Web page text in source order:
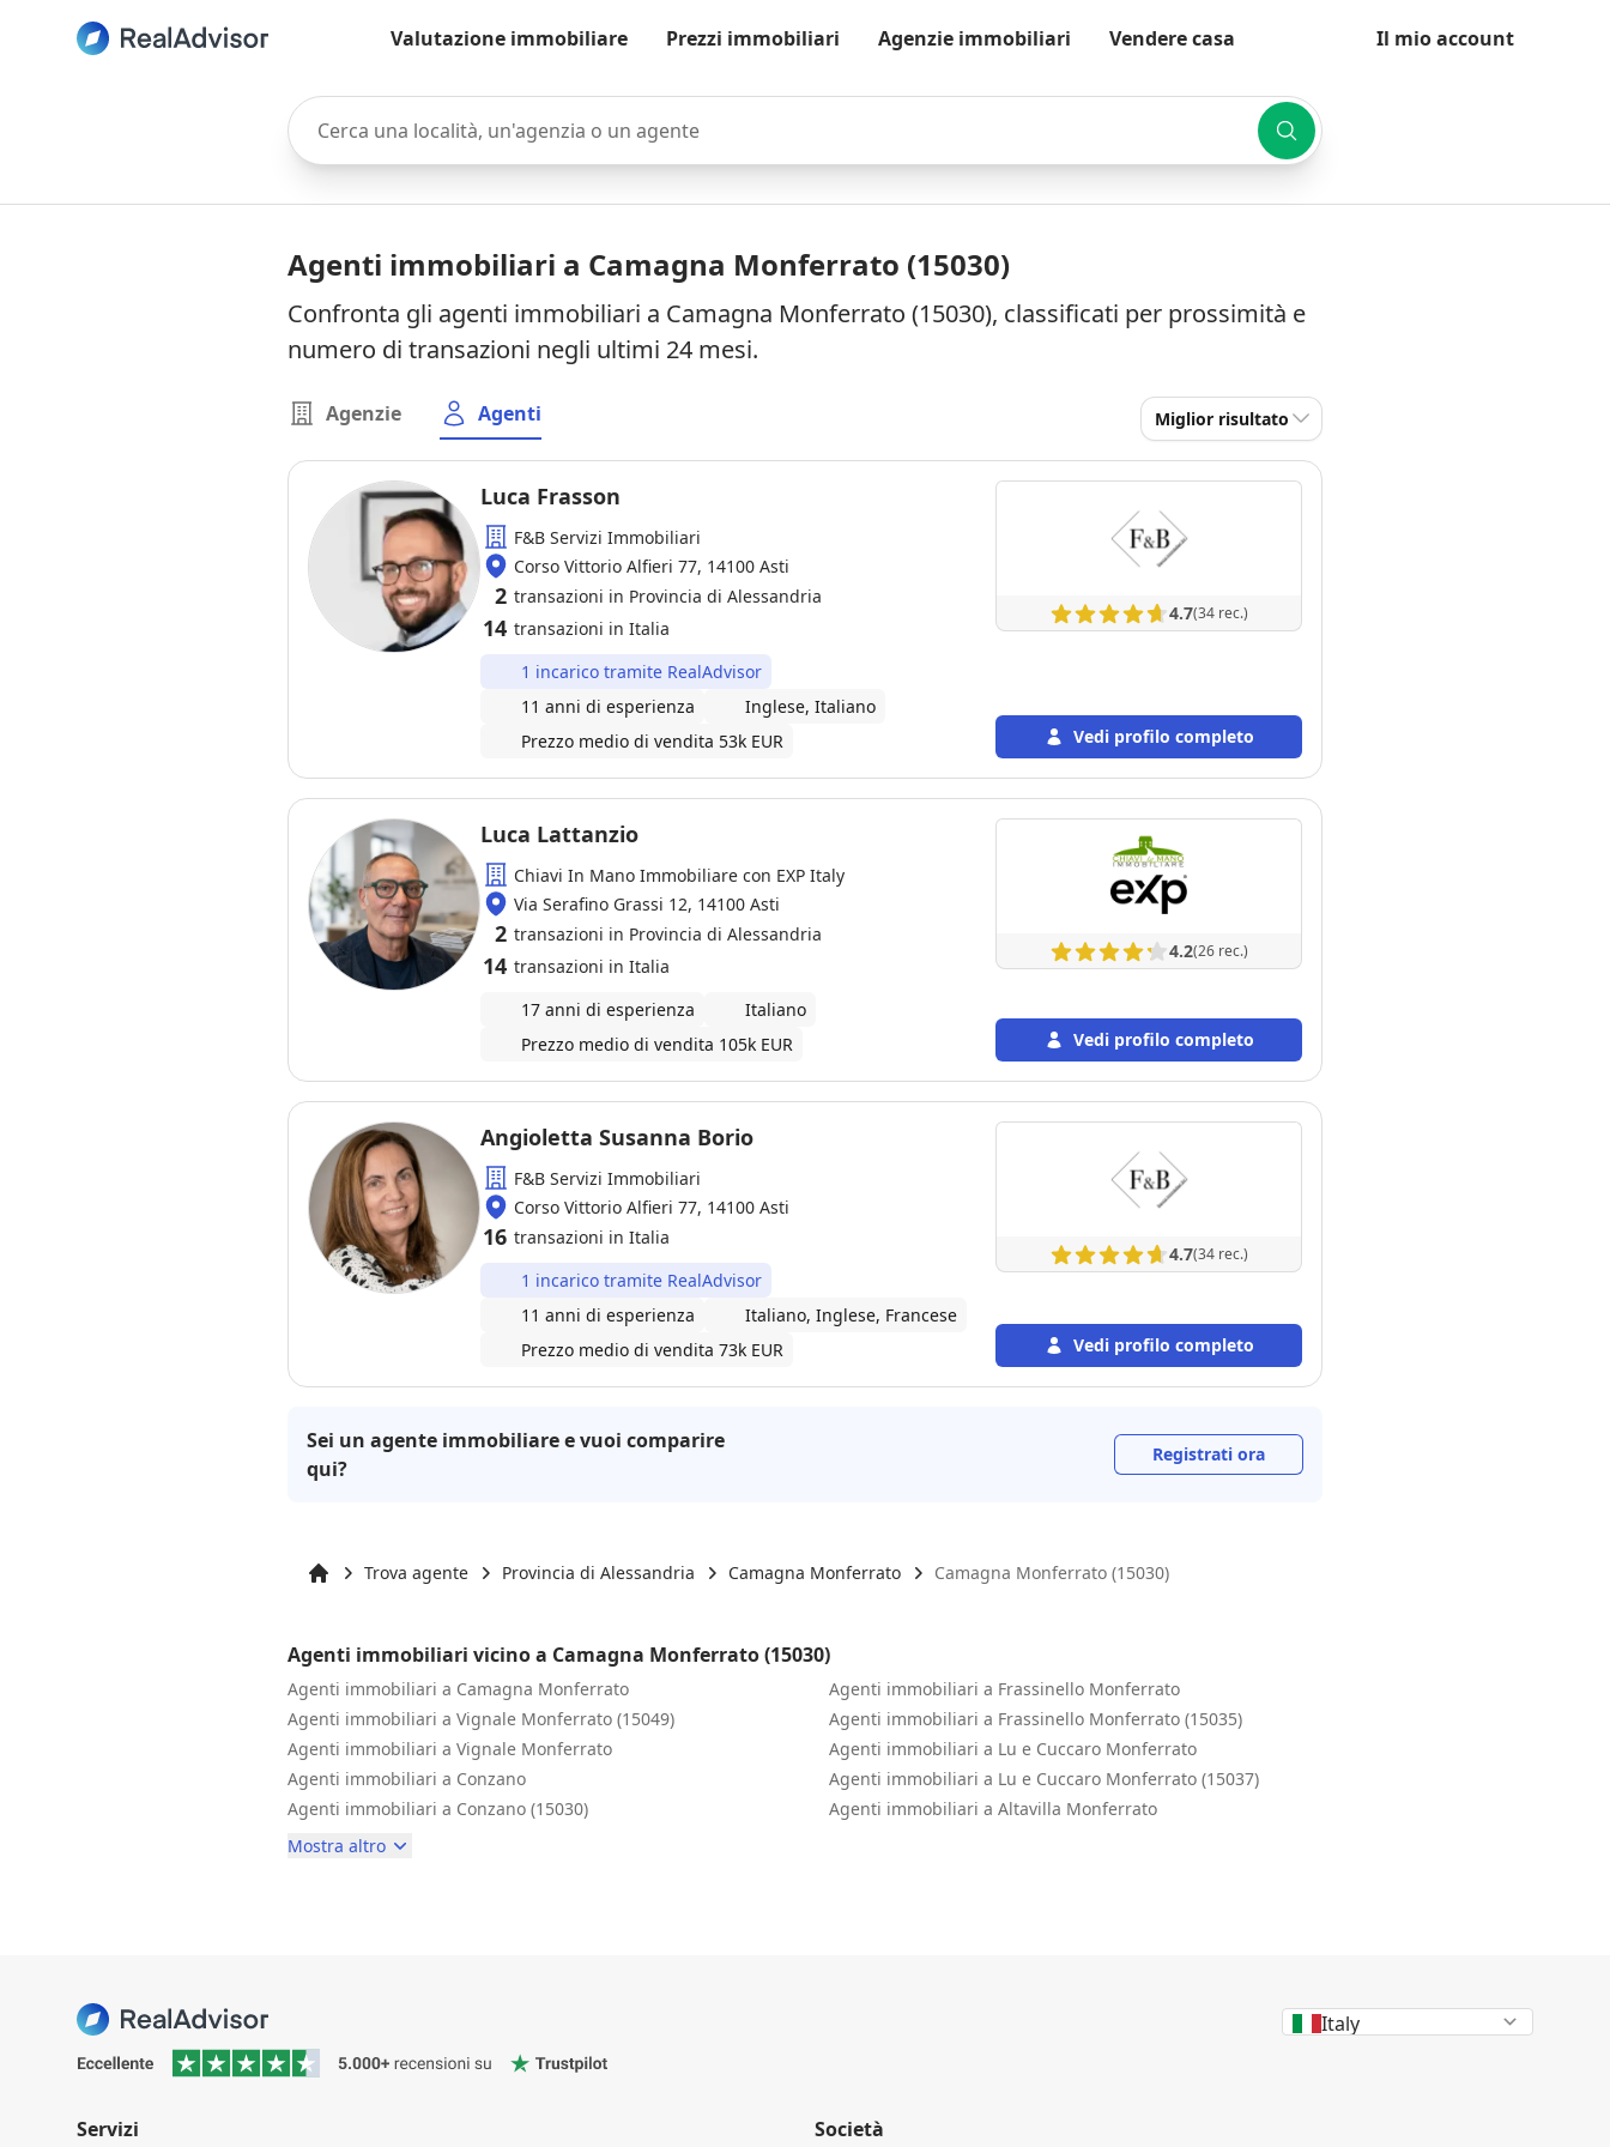
Valutazione immobiliare Prezzi immobiliari Agenzie immobiliari Vendere casa Il mio account
Cerca una località, un'agenzia o un agente
Agenti immobiliari a Camagna Monferrato (15030)
Confronta gli agenti immobiliari a Camagna Monferrato (15030), classificati per prossimità e
numero di transazioni negli ultimi 24 mesi.
Agenzie Agenti Miglior risultato
Luca Frasson
F&B Servizi Immobiliari
Corso Vittorio Alfieri 77, 14100 Asti
2 transazioni in Provincia di Alessandria
14 transazioni in Italia
1 incarico tramite RealAdvisor
11 anni di esperienza
Inglese, Italiano
Prezzo medio di vendita 53k EUR
4.7(34 rec.)
Vedi profilo completo
Luca Lattanzio
Chiavi In Mano Immobiliare con EXP Italy
Via Serafino Grassi 12, 14100 Asti
2 transazioni in Provincia di Alessandria
14 transazioni in Italia
17 anni di esperienza
Italiano
Prezzo medio di vendita 105k EUR
4.2(26 rec.)
Vedi profilo completo
Angioletta Susanna Borio
F&B Servizi Immobiliari
Corso Vittorio Alfieri 77, 14100 Asti
16 transazioni in Italia
1 incarico tramite RealAdvisor
11 anni di esperienza
Italiano, Inglese, Francese
Prezzo medio di vendita 73k EUR
4.7(34 rec.)
Vedi profilo completo
Sei un agente immobiliare e vuoi comparire
qui?
Registrati ora
Trova agente Provincia di Alessandria Camagna Monferrato Camagna Monferrato (15030)
Agenti immobiliari vicino a Camagna Monferrato (15030)
Agenti immobiliari a Camagna Monferrato
Agenti immobiliari a Vignale Monferrato (15049)
Agenti immobiliari a Vignale Monferrato
Agenti immobiliari a Conzano
Agenti immobiliari a Conzano (15030)
Agenti immobiliari a Frassinello Monferrato
Agenti immobiliari a Frassinello Monferrato (15035)
Agenti immobiliari a Lu e Cuccaro Monferrato
Agenti immobiliari a Lu e Cuccaro Monferrato (15037)
Agenti immobiliari a Altavilla Monferrato
Mostra altro
Italy
Servizi Società